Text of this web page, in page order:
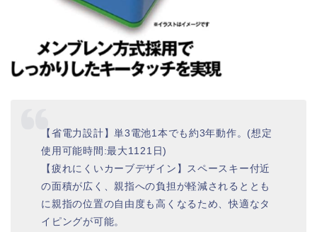
【省電力設計】単3電池1本でも約3年動作。(想定
使用可能時間:最大1121日)
【疲れにくいカーブデザイン】スペースキー付近
の面積が広く、親指への負担が軽減されるととも
に親指の位置の自由度も高くなるため、快適なタ
イピングが可能。